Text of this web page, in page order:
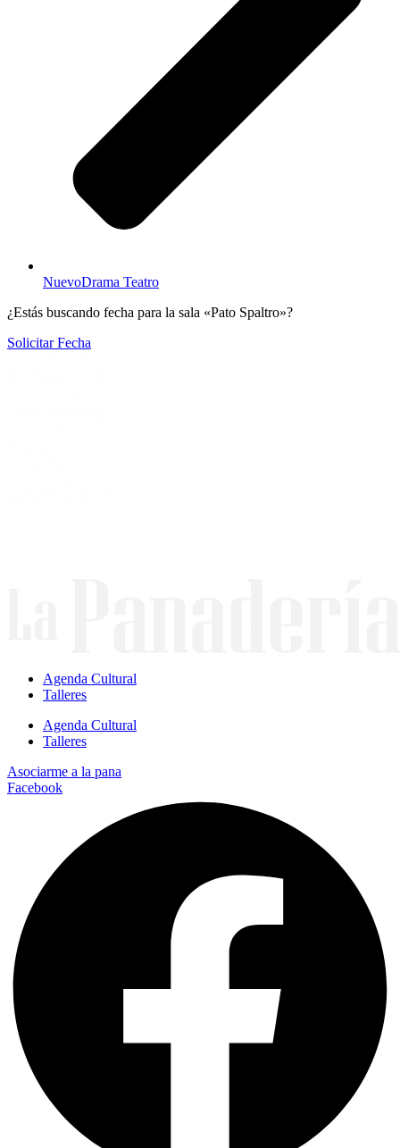
NuevoDrama Teatro
¿Estás buscando fecha para la sala «Pato Spaltro»?
Solicitar Fecha
Agenda Cultural
Talleres
Agenda Cultural
Talleres
Asociarme a la pana
Facebook